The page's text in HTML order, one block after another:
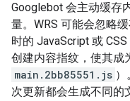
Googlebot 会主动缓存
量。WRS 可能会忽略
时的 JavaScript 或
创建内容指纹，使其成
main.2bb85551.js
次更新都会生成不同的